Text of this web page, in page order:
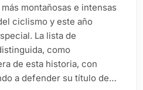
montañosas e intensas
ciclismo y este año
La lista de
como
de esta historia, con
a defender su título de…